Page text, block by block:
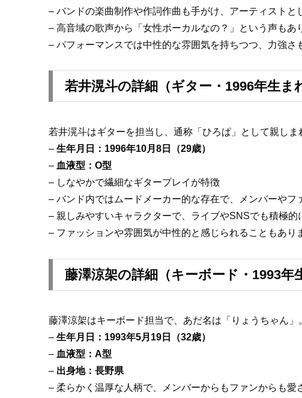
– バンドの楽曲制作や作詞作曲も手がけ、アーティストと
– 高音域の歌声から「女性ボーカルなの？」という声もあ
– パフォーマンスでは中性的な雰囲気を持ちつつ、力強さ
若井滉斗の詳細（ギター・1996年生ま
若井滉斗はギターを担当し、通称「ひろぱ」として親しま
– 生年月日：1996年10月8日（29歳）
– 血液型：O型
– しなやかで繊細なギタープレイが特徴
– バンド内ではムードメーカー的な存在で、メンバーやフ
– 親しみやすいキャラクターで、ライブやSNSでも積極的
– ファッションや雰囲気が中性的と感じられることもあ
藤澤涼架の詳細（キーボード・1993年
藤澤涼架はキーボード担当で、あだ名は「りょうちゃん」
– 生年月日：1993年5月19日（32歳）
– 血液型：A型
– 出身地：長野県
– 柔らかく温厚な人柄で、メンバーからもファンからも愛